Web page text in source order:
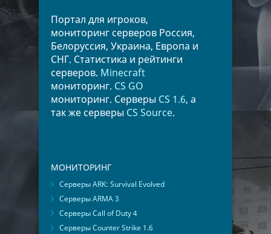
Портал для игроков,
мониторинг серверов Россия,
Белоруссия, Украина, Европа и
СНГ. Статистика и рейтинги
серверов. Minecraft
мониторинг. CS GO
мониторинг. Серверы CS 1.6, а
так же серверы CS Source.
МОНИТОРИНГ
Серверы ARK: Survival Evolved
Серверы ARMA 3
Серверы Call of Duty 4
Серверы Counter Strike 1.6